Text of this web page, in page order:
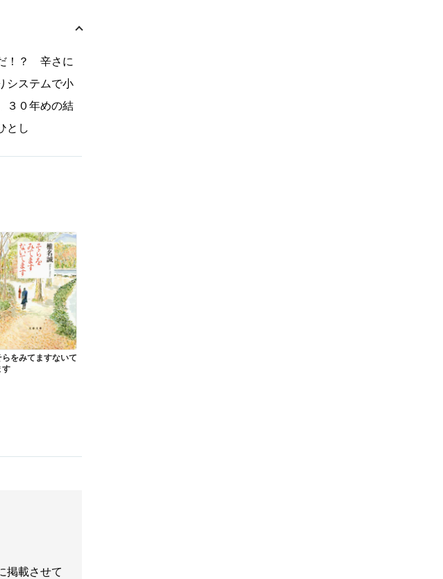
！？ 辛さに
システムで小
３０年めの結
とし
らをみてますないて
す
掲載させて